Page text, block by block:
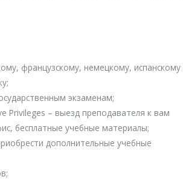
французскому, немецкому, испанскому
экзаменам;
Privileges – выезд преподавателя к вам
бесплатные учебные материалы;
дополнительные учебные